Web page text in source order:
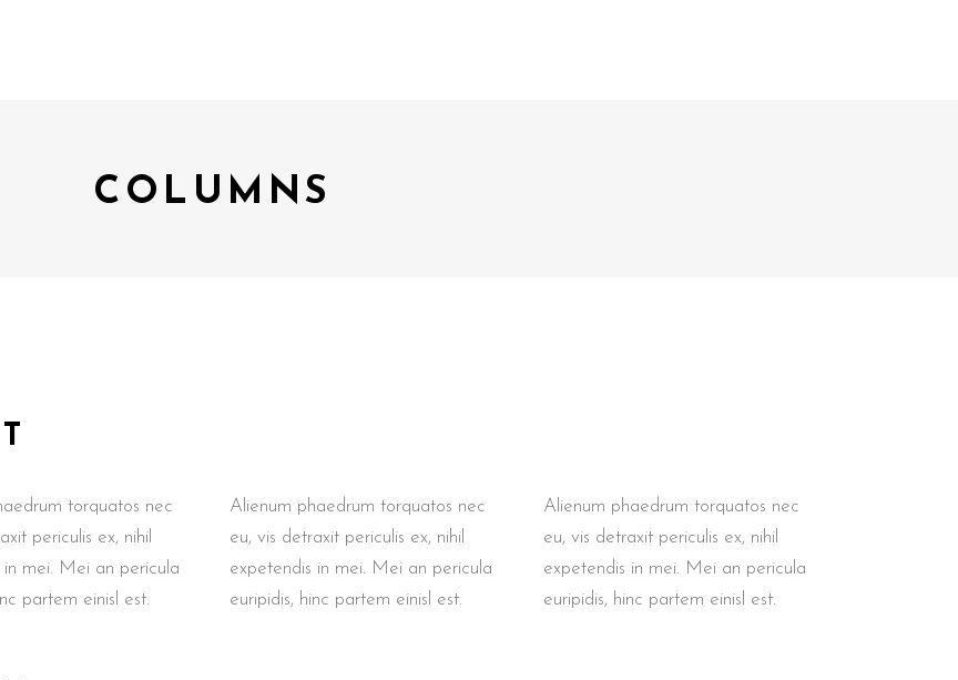
COLUMNS
torquatos nec
periculis ex, nihil
in mei. Mei an pericula
partem einisl est.
Alienum phaedrum torquatos nec
eu, vis detraxit periculis ex, nihil
expetendis in mei. Mei an pericula
euripidis, hinc partem einisl est.
Alienum phaedrum torquatos nec
eu, vis detraxit periculis ex, nihil
expetendis in mei. Mei an pericula
euripidis, hinc partem einisl est.